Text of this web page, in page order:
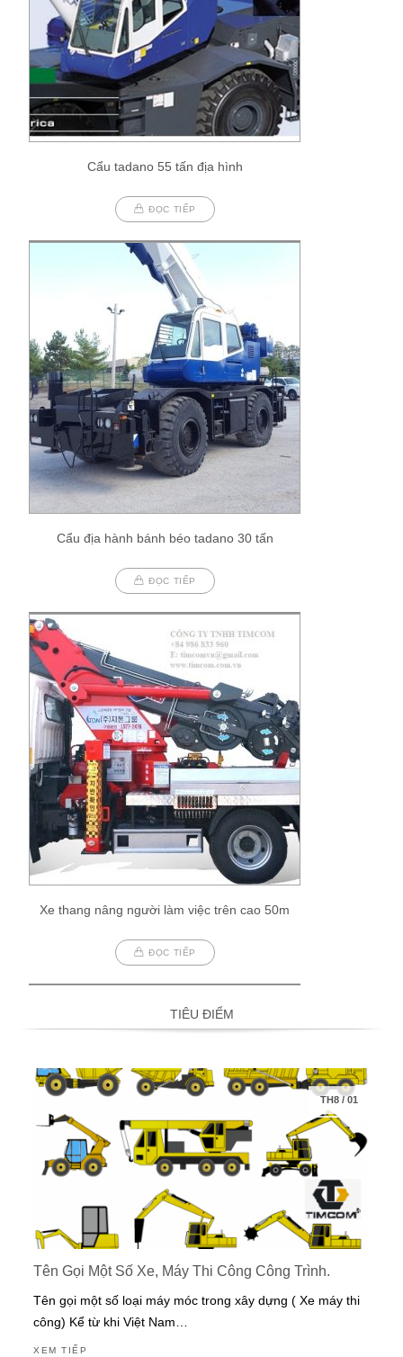
Cẩu tadano 55 tấn địa hình
ĐỌC TIẾP
Cẩu địa hành bánh béo tadano 30 tấn
ĐỌC TIẾP
Xe thang nâng người làm việc trên cao 50m
ĐỌC TIẾP
TIÊU ĐIỂM
TH8/01
Tên Gọi Một Số Xe, Máy Thi Công Công Trình.
Tên gọi một số loại máy móc trong xây dựng ( Xe máy thi
công) Kể từ khi Việt Nam…
XEM TIẾP